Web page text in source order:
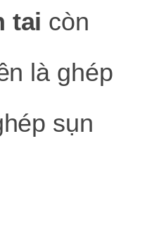
tai còn
là ghép
sụn